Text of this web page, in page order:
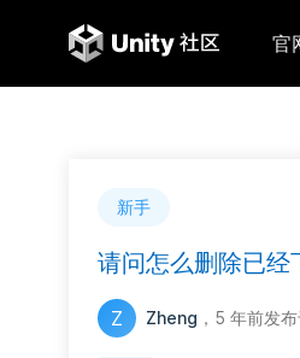
官
新手
请问怎么删除已经
Z Zheng ，5 年前发